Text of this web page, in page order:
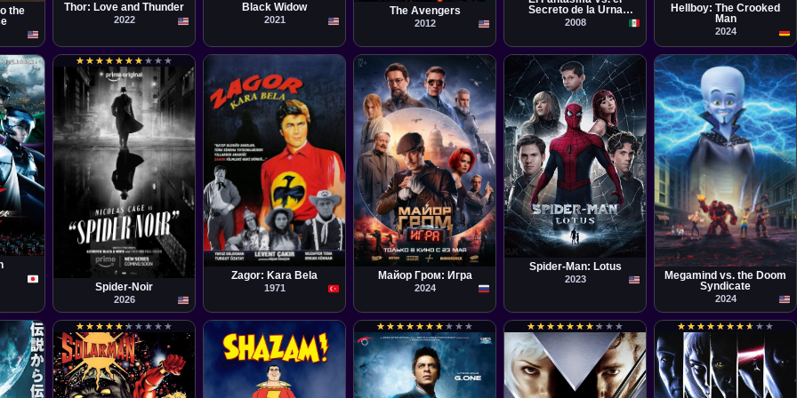
the
Thor: Love and Thunder
2022
Black Widow
2021
The Avengers
2012
Secreto de la Urna
Maldita
2008
Hellboy: The Crooked
Man
2024
★
★ ★
★ ★
★ ★
★ ★
★ ★
★ ★
★ ★
★ ★
★ ★
★
Spider-Noir
2026
Película
Nişan Hançer
Zagor: Kara Bela
1971
Película
Oleg Trofim
Майор Гром: Игра
2024
Película
Spider-Man: Lotus
2023
Película
Eric Fogel
Megamind vs. the Doom
Syndicate
2024
★
★ ★
★ ★
★ ★
★ ★
★ ★
★ ★
★ ★
★ ★
★ ★
★ ★
★ ★
★ ★
★ ★
★ ★
★ ★
★ ★
★ ★
★ ★
★ ★
★ ★
★ ★
★ ★
★ ★
★ ★
★ ★
★ ★
★ ★
★ ★
★ ★
★ ★
★ ★
★ ★
★ ★
★ ★
★ ★
★ ★
★ ★
★ ★
★ ★
★